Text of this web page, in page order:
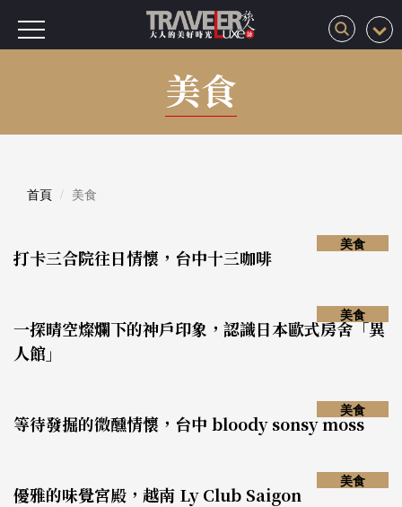
美食
首頁 美食
打卡三合院往日情懷，台中十三咖啡
美食
一探晴空燦爛下的神戶印象，認識日本歐式房舍「異
人館」
美食
等待發掘的微醺情懷，台中 bloody sonsy moss
美食
優雅的味覺宮殿，越南 Ly Club Saigon
美食